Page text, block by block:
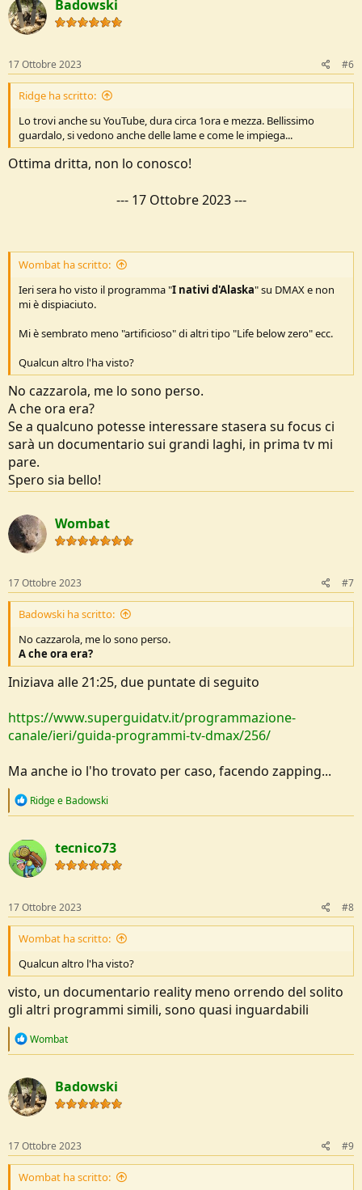
Badowski
17 Ottobre 2023 #6
Ridge ha scritto:
Lo trovi anche su YouTube, dura circa 1ora e mezza. Bellissimo
guardalo, si vedono anche delle lame e come le impiega...
Ottima dritta, non lo conosco!
--- 17 Ottobre 2023---
Wombat ha scritto:
Ieri sera ho visto il programma "I nativi d'Alaska" su DMAX e non
mi è dispiaciuto.
Mi è sembrato meno "artificioso" di altri tipo "Life below zero" ecc.
Qualcun altro l'ha visto?
No cazzarola, me lo sono perso.
A che ora era?
Se a qualcuno potesse interessare stasera su focus ci
sarà un documentario sui grandi laghi, in prima tv mi
pare.
Spero sia bello!
Wombat
17 Ottobre 2023 #7
Badowski ha scritto:
No cazzarola, me lo sono perso.
A che ora era?
Iniziava alle 21:25, due puntate di seguito
https://www.superguidatv.it/programmazione-
canale/ieri/guida-programmi-tv-dmax/256/
Ma anche io l'ho trovato per caso, facendo zapping...
R
c
t
i
o
s
:
Ridgee Badowski
tecnico73
17 Ottobre 2023 #8
Wombat ha scritto:
Qualcun altro l'ha visto?
visto, un documentario reality meno orrendo del solito
gli altri programmi simili, sono quasi inguardabili
R
c
t
i
o
s
:
Wombat
Badowski
17 Ottobre 2023 #9
Wombat ha scritto: